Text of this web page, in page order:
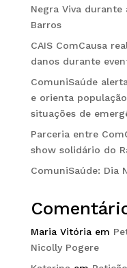
Negra Viva
Barros
CAIS ComCausa
danos durante
ComuniSaúde
e orienta
situações de
Parceria entre
show solidário do
ComuniSaúde: Dia
Maria Vitóriaem
Nicolly Pogere